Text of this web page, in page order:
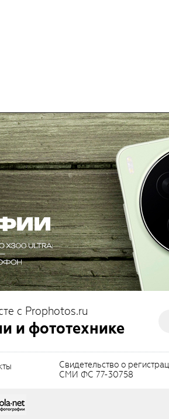
с Prophotos.ru
и фототехнике
Свидетельство о
СМИ ФС 77-30758